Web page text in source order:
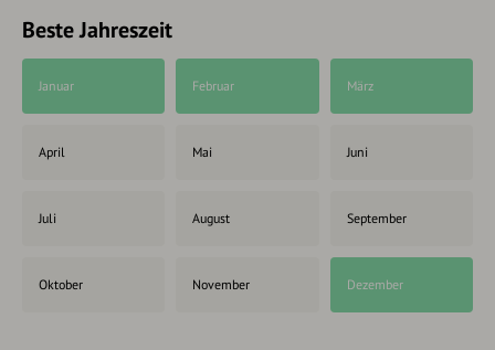
Beste Jahreszeit
Januar Februar März
April Mai Juni
Juli August September
Oktober November Dezember